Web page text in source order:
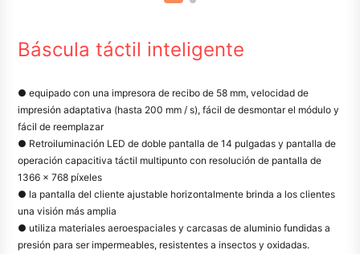
Báscula táctil inteligente
● equipado con una impresora de recibo de 58 mm, velocidad de
impresión adaptativa (hasta 200 mm / s), fácil de desmontar el módulo y
fácil de reemplazar
● Retroiluminación LED de doble pantalla de 14 pulgadas y pantalla de
operación capacitiva táctil multipunto con resolución de pantalla de
1366 × 768 píxeles
● la pantalla del cliente ajustable horizontalmente brinda a los clientes
una visión más amplia
● utiliza materiales aeroespaciales y carcasas de aluminio fundidas a
presión para ser impermeables, resistentes a insectos y oxidadas.